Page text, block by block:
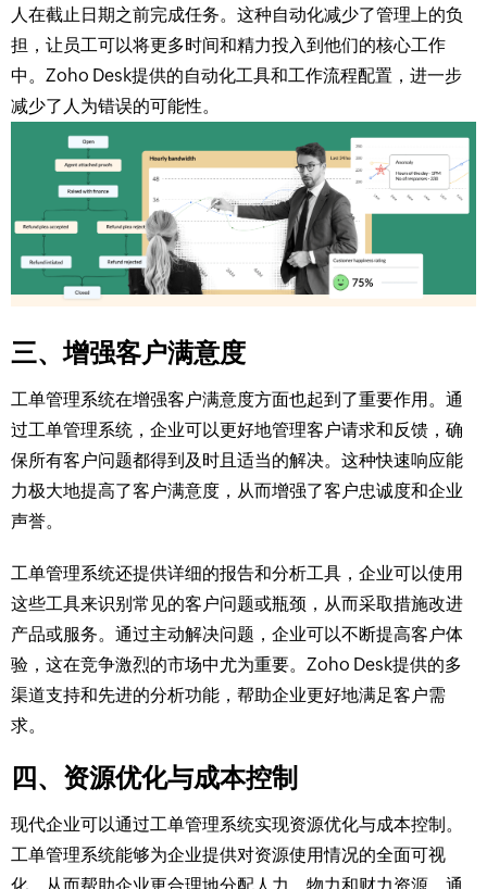
人在截止日期之前完成任务。这种自动化减少了管理上的负
担，让员工可以将更多时间和精力投入到他们的核心工作
中。Zoho Desk提供的自动化工具和工作流程配置，进一步
减少了人为错误的可能性。
三、增强客户满意度
工单管理系统在增强客户满意度方面也起到了重要作用。通
过工单管理系统，企业可以更好地管理客户请求和反馈，确
保所有客户问题都得到及时且适当的解决。这种快速响应能
力极大地提高了客户满意度，从而增强了客户忠诚度和企业
声誉。
工单管理系统还提供详细的报告和分析工具，企业可以使用
这些工具来识别常见的客户问题或瓶颈，从而采取措施改进
产品或服务。通过主动解决问题，企业可以不断提高客户体
验，这在竞争激烈的市场中尤为重要。Zoho Desk提供的多
渠道支持和先进的分析功能，帮助企业更好地满足客户需
求。
四、资源优化与成本控制
现代企业可以通过工单管理系统实现资源优化与成本控制。
工单管理系统能够为企业提供对资源使用情况的全面可视